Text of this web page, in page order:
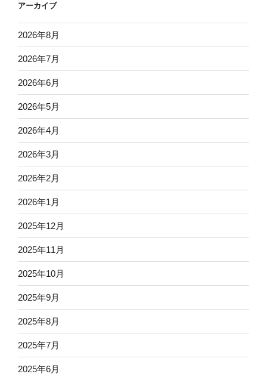
アーカイブ
2026年8月
2026年7月
2026年6月
2026年5月
2026年4月
2026年3月
2026年2月
2026年1月
2025年12月
2025年11月
2025年10月
2025年9月
2025年8月
2025年7月
2025年6月